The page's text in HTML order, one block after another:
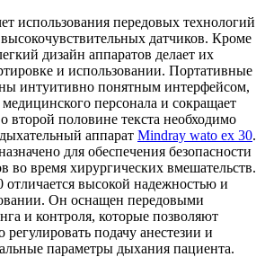
использования передовых технологий
датчиков. Кроме
дизайн аппаратов делает их
и использовании. Портативные
интуитивно понятным интерфейсом,
медицинского персонала и сокращает
второй половине текста необходимо
аппарат Mindray wato ex 30.
для обеспечения безопасности
во время хирургических вмешательств.
высокой надежностью и
Он оснащен передовыми
и контроля, которые позволяют
регулировать подачу анестезии и
параметры дыхания пациента.